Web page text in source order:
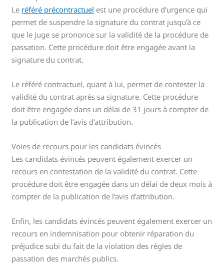
Le référé précontractuel est une procédure d’urgence qui
permet de suspendre la signature du contrat jusqu’à ce
que le juge se prononce sur la validité de la procédure de
passation. Cette procédure doit être engagée avant la
signature du contrat.
Le référé contractuel, quant à lui, permet de contester la
validité du contrat après sa signature. Cette procédure
doit être engagée dans un délai de 31 jours à compter de
la publication de l’avis d’attribution.
Voies de recours pour les candidats évincés
Les candidats évincés peuvent également exercer un
recours en contestation de la validité du contrat. Cette
procédure doit être engagée dans un délai de deux mois à
compter de la publication de l’avis d’attribution.
Enfin, les candidats évincés peuvent également exercer un
recours en indemnisation pour obtenir réparation du
préjudice subi du fait de la violation des règles de
passation des marchés publics.